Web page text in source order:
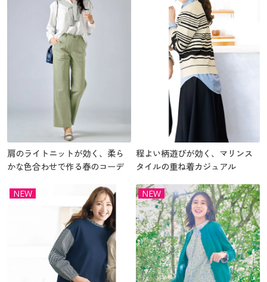
肩のライトニットが効く、柔ら
かな色合わせで作る春のコーデ
程よい柄遊びが効く、マリンス
タイルの重ね着カジュアル
NEW NEW